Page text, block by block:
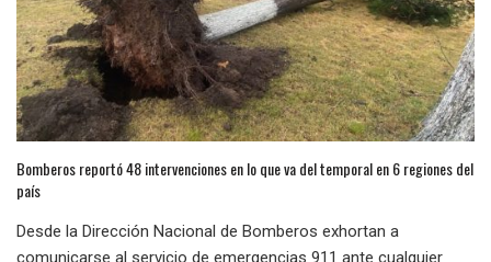
Bomberos reportó 48 intervenciones en lo que va del temporal en 6 regiones del
país
Desde la Dirección Nacional de Bomberos exhortan a
comunicarse al servicio de emergencias 911 ante cualquier